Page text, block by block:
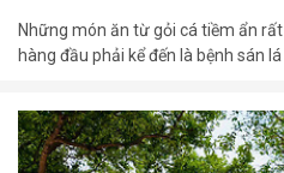
Những món ăn từ gỏi cá tiềm ẩn
hàng đầu phải kể đến là bệnh sán lá